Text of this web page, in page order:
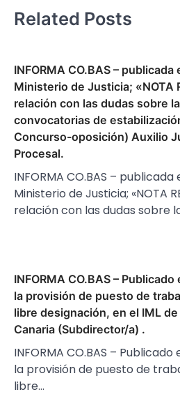
Related Posts
INFORMA CO.BAS –
Ministerio de Justicia; «NOTA
relación con las dudas sobre
convocatorias de
Concurso-oposición) Auxilio
Procesal.
INFORMA CO.BAS –
Ministerio de Justicia; «NOTA
relación con las dudas sobre
INFORMA CO.BAS –
la provisión de puesto de
libre designación, en el IML de
Canaria (Subdirector/a) .
INFORMA CO.BAS –
la provisión de puesto de
libre…